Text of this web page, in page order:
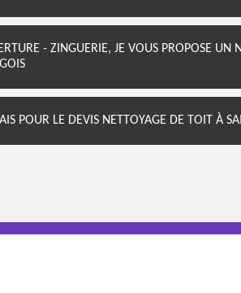
- ZINGUERIE, JE VOUS PROPOSE
POUR LE DEVIS NETTOYAGE DE TOIT À